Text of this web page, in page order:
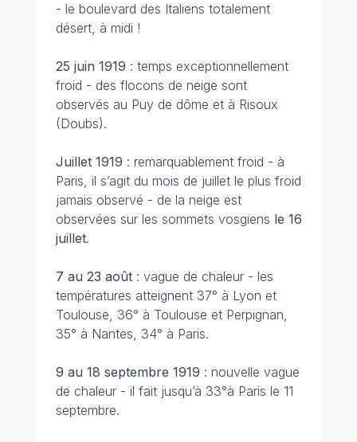
- le boulevard des Italiens totalement
désert, à midi !
25 juin 1919 : temps exceptionnellement
froid - des flocons de neige sont
observés au Puy de dôme et à Risoux
(Doubs).
Juillet 1919 : remarquablement froid - à
Paris, il s’agit du mois de juillet le plus froid
jamais observé - de la neige est
observées sur les sommets vosgiens le 16
juillet.
7 au 23 août: vague de chaleur - les
températures atteignent 37° à Lyon et
Toulouse, 36° à Toulouse et Perpignan,
35° à Nantes, 34° à Paris.
9 au 18 septembre 1919 : nouvelle vague
de chaleur - il fait jusqu’à 33°à Paris le 11
septembre.